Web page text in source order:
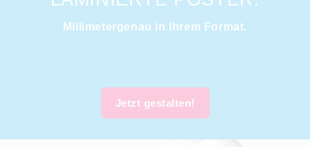
Millimetergenau in Ihrem Format.
Jetzt gestalten!